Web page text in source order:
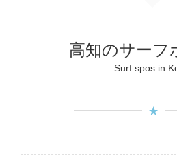
高知のサーフ
Surf spos in